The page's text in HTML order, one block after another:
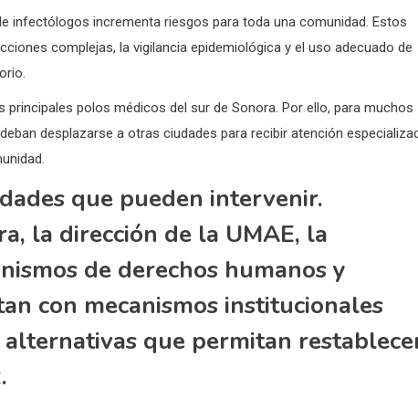
infectólogos incrementa riesgos para toda una comunidad. Estos
complejas, la vigilancia epidemiológica y el uso adecuado de
polos médicos del sur de Sonora. Por ello, para muchos
desplazarse a otras ciudades para recibir atención
que pueden intervenir.
la dirección de la UMAE, la
de derechos humanos y
con mecanismos institucionales
que permitan